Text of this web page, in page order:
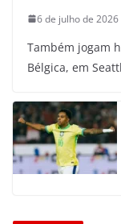
6 de julho de 2026
Também jogam
Bélgica, em